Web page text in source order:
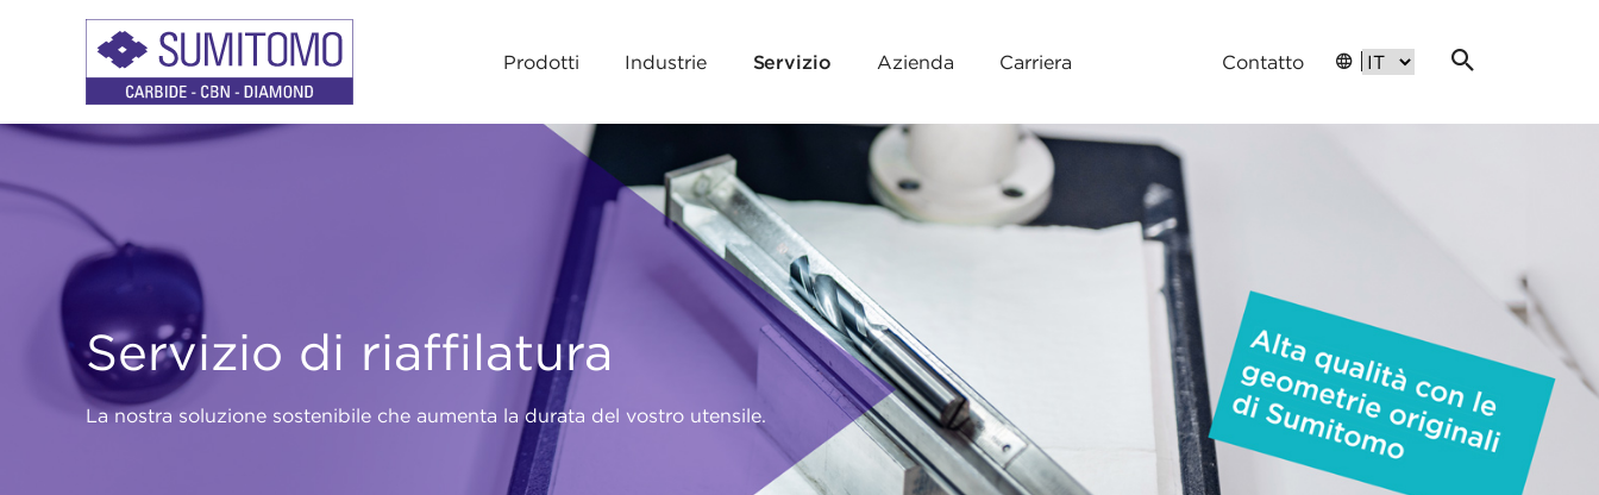
Prodotti Industrie Servizio Azienda Carriera Contatto
Servizio di riaffilatura
La nostra soluzione sostenibile che aumenta la durata del vostro utensile.